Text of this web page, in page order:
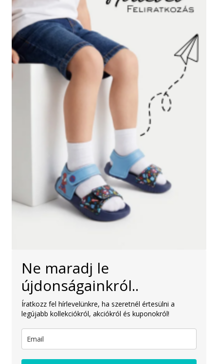
Ne maradj le
újdonságainkról..
Íratkozz fel hírlevelünkre, ha szeretnél értesülni a
legújabb kollekciókról, akciókról és kuponokról!